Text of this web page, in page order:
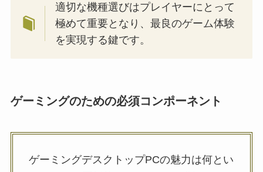
適切な機種選びはプレイヤーにとって
極めて重要となり、最良のゲーム体験
を実現する鍵です。
ゲーミングのための必須コンポーネント
ゲーミングデスクトップPCの魅力は何とい